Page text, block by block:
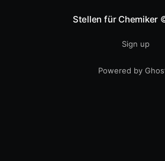
Stellen für Chemiker
Sign up
Powered by